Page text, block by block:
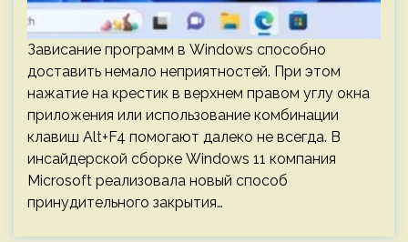
Зависание программ в Windows способно
доставить немало неприятностей. При этом
нажатие на крестик в верхнем правом углу окна
приложения или использование комбинации
клавиш Alt+F4 помогают далеко не всегда. В
инсайдерской сборке Windows 11 компания
Microsoft реализовала новый способ
принудительного закрытия…